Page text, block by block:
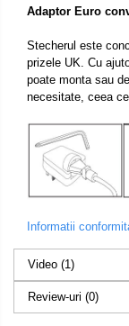
Adaptor Euro
Stecherul este
prizele UK. Cu
poate monta sau
necesitate, ceea
Informatii
Video (1)
Review-uri (0)